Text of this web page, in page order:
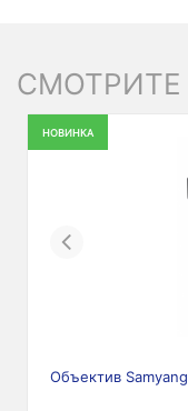
СМОТРИТЕ
НОВИНКА
Previous
Объектив